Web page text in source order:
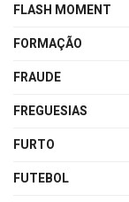
FLASH MOMENT
FORMAÇÃO
FRAUDE
FREGUESIAS
FURTO
FUTEBOL